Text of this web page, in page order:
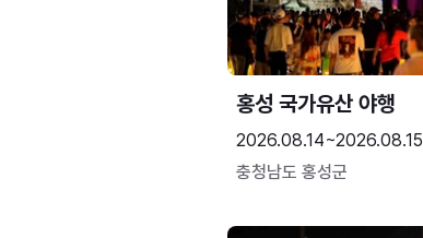
홍성 국가유산 야행
2026.08.14~2026.08.15
충청남도 홍성군